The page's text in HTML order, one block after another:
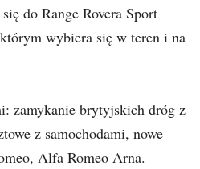
do Range Rovera Sport
wybiera się w teren i na
zamykanie brytyjskich dróg z
z samochodami, nowe
Alfa Romeo Arna.